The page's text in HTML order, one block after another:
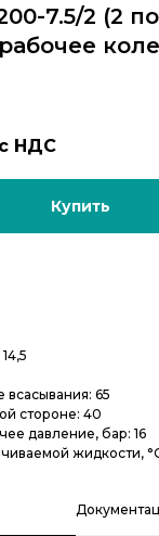
7.5/2 (2
НДС
Купить
всасывания: 65
стороне: 40
давление, бар: 16
жидкости,